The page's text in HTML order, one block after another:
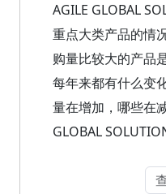
AGILE GLOBAL
重点大类产品的情
购量比较大的产品
每年来都有什么变
量在增加，哪些在
GLOBAL